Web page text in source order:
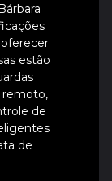
estão
de
de